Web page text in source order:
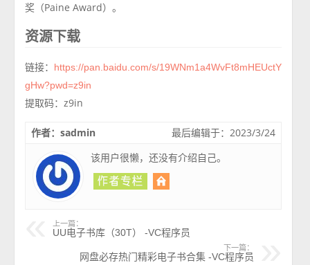
奖（Paine Award）。
资源下载
链接：
https://pan.baidu.com/s/19WNm1a4WvFt8mHEUctY
gHw?pwd=z9in
提取码：z9in
最后编辑于：2023/3/24
作者：sadmin
该用户很懒，还没有介绍自己。
上一篇：
UU电子书库（30T） -VC程序员
下一篇：
网盘必存热门精彩电子书合集 -VC程序员